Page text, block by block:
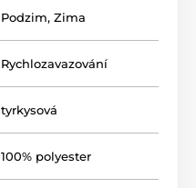
Podzim, Zima
Rychlozavazování
tyrkysová
100% polyester